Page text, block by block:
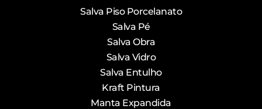
Salva Piso Porcelanato
Salva Pé
Salva Obra
Salva Vidro
Salva Entulho
Kraft Pintura
Manta Expandida